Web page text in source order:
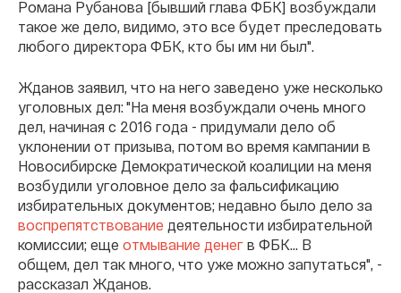
Романа Рубанова [бывший глава ФБК] возбуждали
такое же дело, видимо, это все будет преследовать
любого директора ФБК, кто бы им ни был".
Жданов заявил, что на него заведено уже несколько
уголовных дел: "На меня возбуждали очень много
дел, начиная с 2016 года - придумали дело об
уклонении от призыва, потом во время кампании в
Новосибирске Демократической коалиции на меня
возбудили уголовное дело за фальсификацию
избирательных документов; недавно было дело за
воспрепятствование деятельности избирательной
комиссии; еще отмывание денег в ФБК... В
общем, дел так много, что уже можно запутаться", -
рассказал Жданов.